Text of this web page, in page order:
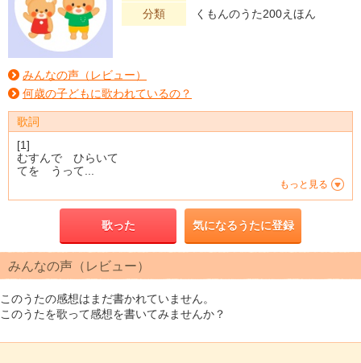
分類
くもんのうた200えほん
みんなの声（レビュー）
何歳の子どもに歌われているの？
歌詞
[1]
むすんで ひらいて
てを うって...
もっと見る
歌った 気になるうたに登録
みんなの声（レビュー）
このうたの感想はまだ書かれていません。
このうたを歌って感想を書いてみませんか？